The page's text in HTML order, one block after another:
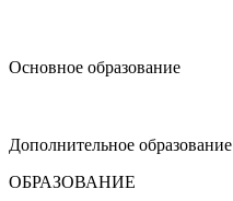
Основное образование
Дополнительное образование
ОБРАЗОВАНИЕ